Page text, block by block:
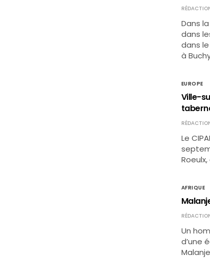
Dans
dans
dans
à
EUROPE
Ville-
Le
AFRIQUE
Un
d’une